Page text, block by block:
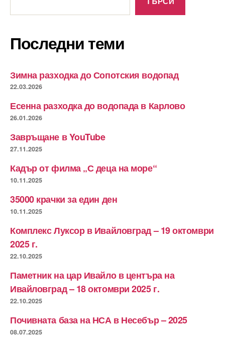
Последни теми
Зимна разходка до Сопотския водопад
22.03.2026
Есенна разходка до водопада в Карлово
26.01.2026
Завръщане в YouTube
27.11.2025
Кадър от филма „С деца на море“
10.11.2025
35000 крачки за един ден
10.11.2025
Комплекс Луксор в Ивайловград – 19 октомври
2025 г.
22.10.2025
Паметник на цар Ивайло в центъра на
Ивайловград – 18 октомври 2025 г.
22.10.2025
Почивната база на НСА в Несебър – 2025
08.07.2025